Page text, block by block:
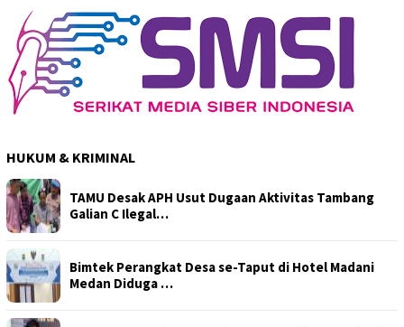
HUKUM & KRIMINAL
TAMU Desak APH Usut Dugaan Aktivitas Tambang
Galian C Ilegal…
Bimtek Perangkat Desa se-Taput di Hotel Madani
Medan Diduga …